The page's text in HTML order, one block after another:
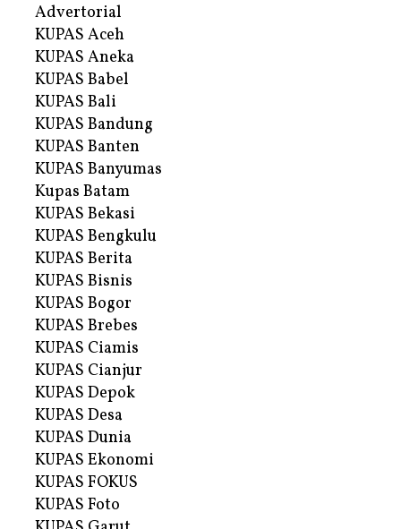
Advertorial
KUPAS Aceh
KUPAS Aneka
KUPAS Babel
KUPAS Bali
KUPAS Bandung
KUPAS Banten
KUPAS Banyumas
Kupas Batam
KUPAS Bekasi
KUPAS Bengkulu
KUPAS Berita
KUPAS Bisnis
KUPAS Bogor
KUPAS Brebes
KUPAS Ciamis
KUPAS Cianjur
KUPAS Depok
KUPAS Desa
KUPAS Dunia
KUPAS Ekonomi
KUPAS FOKUS
KUPAS Foto